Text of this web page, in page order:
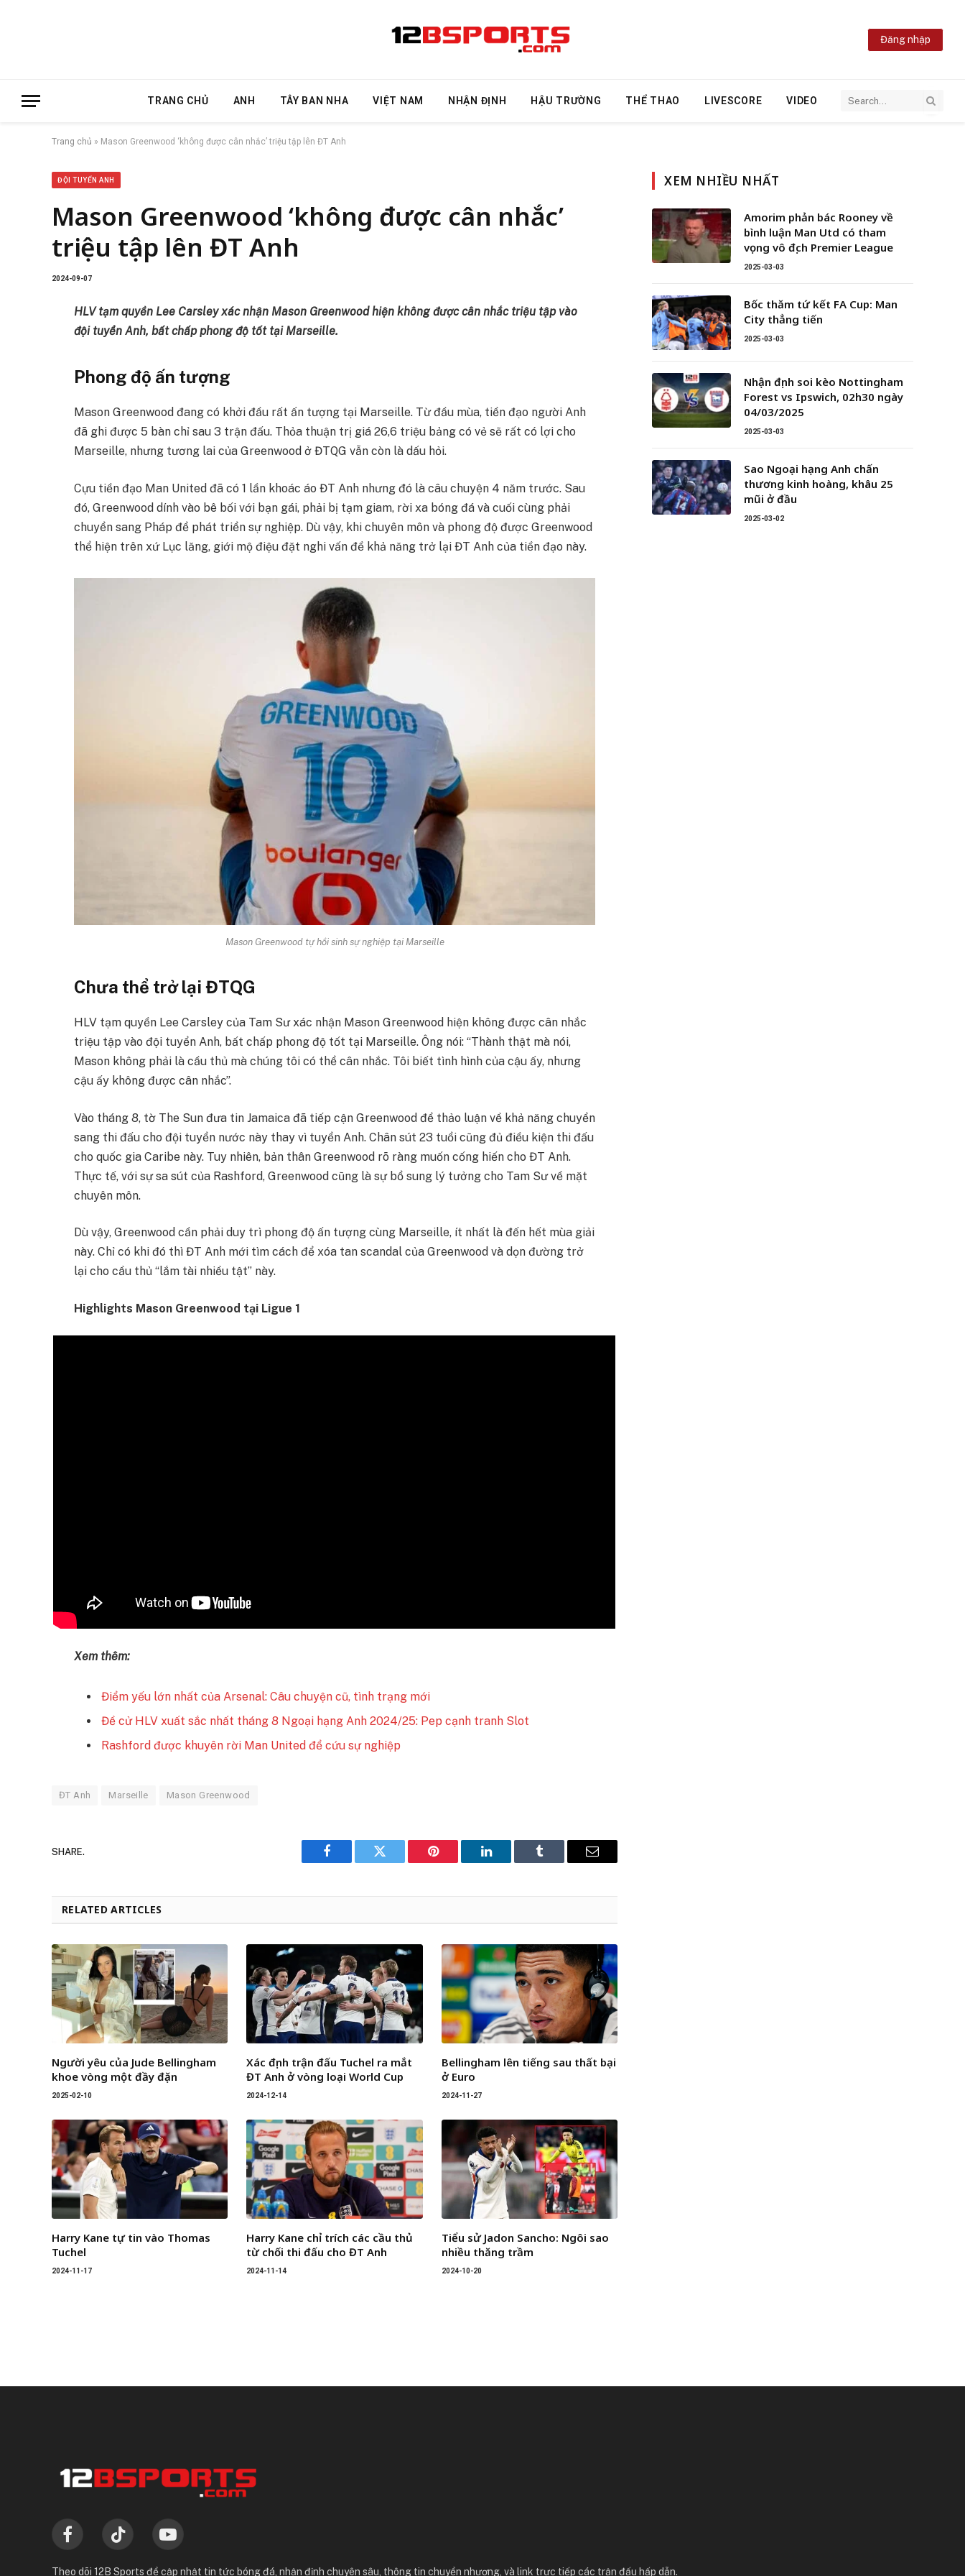
Đăng nhập
TRANG CHỦ ANH TÂY BAN NHA VIỆT NAM NHẬN ĐỊNH HẬU TRƯỜNG THỂ THAO LIVESCORE VIDEO
Trang chủ » Mason Greenwood ‘không được cân nhắc’ triệu tập lên ĐT Anh
ĐỘI TUYỂN ANH
Mason Greenwood ‘không được cân nhắc’
triệu tập lên ĐT Anh
2024-09-07
HLV tạm quyền Lee Carsley xác nhận Mason Greenwood hiện không được cân nhắc triệu tập vào
đội tuyển Anh, bất chấp phong độ tốt tại Marseille.
Phong độ ấn tượng
Mason Greenwood đang có khởi đầu rất ấn tượng tại Marseille. Từ đầu mùa, tiền đạo người Anh
đã ghi được 5 bàn chỉ sau 3 trận đấu. Thỏa thuận trị giá 26,6 triệu bảng có vẻ sẽ rất có lợi cho
Marseille, nhưng tương lai của Greenwood ở ĐTQG vẫn còn là dấu hỏi.
Cựu tiền đạo Man United đã có 1 lần khoác áo ĐT Anh nhưng đó là câu chuyện 4 năm trước. Sau
đó, Greenwood dính vào bê bối với bạn gái, phải bị tạm giam, rời xa bóng đá và cuối cùng phải
chuyển sang Pháp để phát triển sự nghiệp. Dù vậy, khi chuyên môn và phong độ được Greenwood
thể hiện trên xứ Lục lăng, giới mộ điệu đặt nghi vấn đề khả năng trở lại ĐT Anh của tiền đạo này.
Mason Greenwood tự hồi sinh sự nghiệp tại Marseille
Chưa thể trở lại ĐTQG
HLV tạm quyền Lee Carsley của Tam Sư xác nhận Mason Greenwood hiện không được cân nhắc
triệu tập vào đội tuyển Anh, bất chấp phong độ tốt tại Marseille. Ông nói: “Thành thật mà nói,
Mason không phải là cầu thủ mà chúng tôi có thể cân nhắc. Tôi biết tình hình của cậu ấy, nhưng
cậu ấy không được cân nhắc”.
Vào tháng 8, tờ The Sun đưa tin Jamaica đã tiếp cận Greenwood để thảo luận về khả năng chuyển
sang thi đấu cho đội tuyển nước này thay vì tuyển Anh. Chân sút 23 tuổi cũng đủ điều kiện thi đấu
cho quốc gia Caribe này. Tuy nhiên, bản thân Greenwood rõ ràng muốn cống hiến cho ĐT Anh.
Thực tế, với sự sa sút của Rashford, Greenwood cũng là sự bổ sung lý tưởng cho Tam Sư về mặt
chuyên môn.
Dù vậy, Greenwood cần phải duy trì phong độ ấn tượng cùng Marseille, ít nhất là đến hết mùa giải
này. Chỉ có khi đó thì ĐT Anh mới tìm cách để xóa tan scandal của Greenwood và dọn đường trở
lại cho cầu thủ “lắm tài nhiều tật” này.
Highlights Mason Greenwood tại Ligue 1
Xem thêm:
Điểm yếu lớn nhất của Arsenal: Câu chuyện cũ, tình trạng mới
Đề cử HLV xuất sắc nhất tháng 8 Ngoại hạng Anh 2024/25: Pep cạnh tranh Slot
Rashford được khuyên rời Man United để cứu sự nghiệp
ĐT Anh Marseille Mason Greenwood
SHARE.
Facebook Twitter Pinterest LinkedIn Tumblr Email
RELATED ARTICLES
Người yêu của Jude Bellingham
khoe vòng một đầy đặn
2025-02-10
Xác định trận đấu Tuchel ra mắt
ĐT Anh ở vòng loại World Cup
2024-12-14
Bellingham lên tiếng sau thất bại
ở Euro
2024-11-27
Harry Kane tự tin vào Thomas
Tuchel
2024-11-17
Harry Kane chỉ trích các cầu thủ
từ chối thi đấu cho ĐT Anh
2024-11-14
Tiểu sử Jadon Sancho: Ngôi sao
nhiều thăng trầm
2024-10-20
XEM NHIỀU NHẤT
Amorim phản bác Rooney về
bình luận Man Utd có tham
vọng vô địch Premier League
2025-03-03
Bốc thăm tứ kết FA Cup: Man
City thẳng tiến
2025-03-03
Nhận định soi kèo Nottingham
Forest vs Ipswich, 02h30 ngày
04/03/2025
2025-03-03
Sao Ngoại hạng Anh chấn
thương kinh hoàng, khâu 25
mũi ở đầu
2025-03-02
Facebook TikTok YouTube
Theo dõi 12B Sports để cập nhật tin tức bóng đá, nhận định chuyên sâu, thông tin chuyển nhượng, và link trực tiếp các trận đấu hấp dẫn.